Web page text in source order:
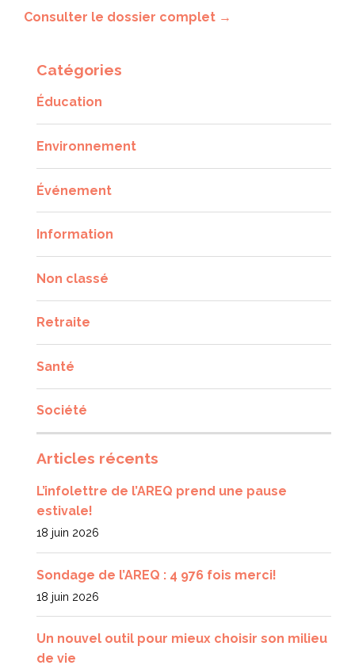
Consulter le dossier complet →
Catégories
Éducation
Environnement
Événement
Information
Non classé
Retraite
Santé
Société
Articles récents
L’infolettre de l’AREQ prend une pause
estivale!
18 juin 2026
Sondage de l’AREQ : 4 976 fois merci!
18 juin 2026
Un nouvel outil pour mieux choisir son milieu
de vie